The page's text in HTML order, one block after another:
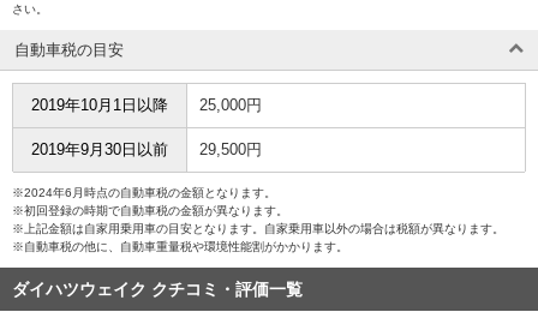
さい。
自動車税の目安
2019年10月1日以降 25,000円
2019年9月30日以前 29,500円
※2024年6月時点の自動車税の金額となります。
※初回登録の時期で自動車税の金額が異なります。
※上記金額は自家用乗用車の目安となります。自家乗用車以外の場合は税額が異なります。
※自動車税の他に、自動車重量税や環境性能割がかかります。
ダイハツウェイク クチコミ・評価一覧